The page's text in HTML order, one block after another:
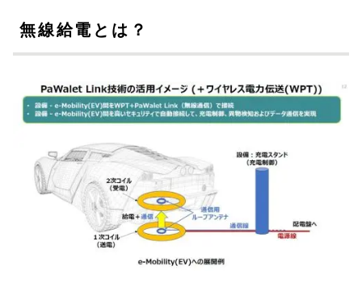
無線給電とは？